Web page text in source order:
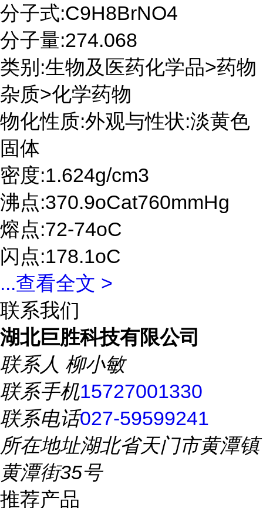
分子式:C9H8BrNO4
分子量:274.068
类别:生物及医药化学品>药物
杂质>化学药物
物化性质:外观与性状:淡黄色
固体
密度:1.624g/cm3
沸点:370.9oCat760mmHg
熔点:72-74oC
闪点:178.1oC
...查看全文 >
联系我们
湖北巨胜科技有限公司
联系人 柳小敏
联系手机15727001330
联系电话027-59599241
所在地址湖北省天门市黄潭镇
黄潭街35号
推荐产品